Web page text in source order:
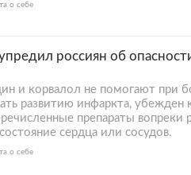
о себе
россиян об
и корвалол не помогают при
развитию инфаркта,
препараты
сердца или сосудов.
о себе